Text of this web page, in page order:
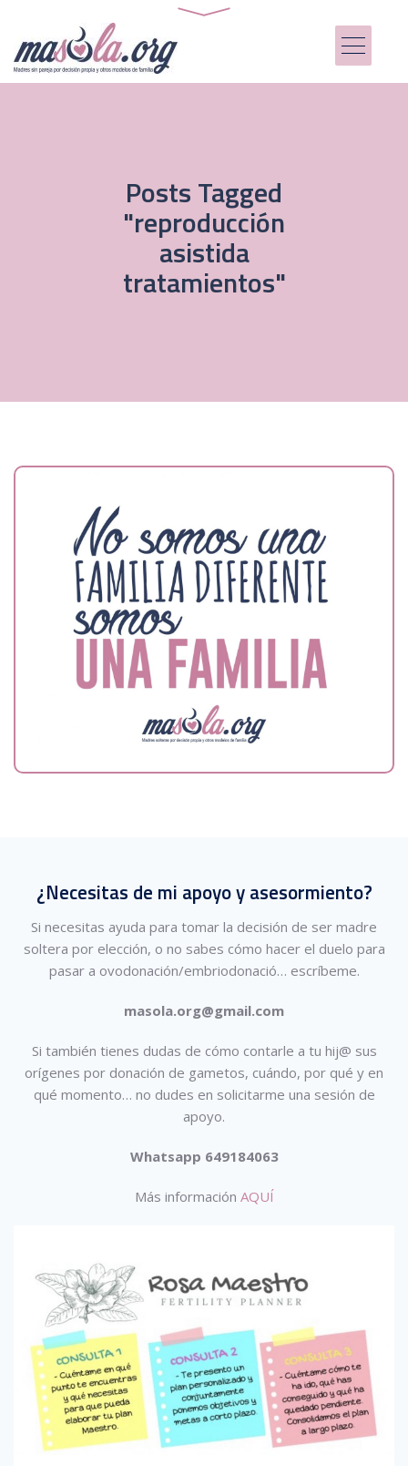
Posts Tagged
"reproducción
asistida
tratamientos"
¿Necesitas de mi apoyo y asesormiento?
Si necesitas ayuda para tomar la decisión de ser madre
soltera por elección, o no sabes cómo hacer el duelo para
pasar a ovodonación/embriodonació… escríbeme.
masola.org@gmail.com
Si también tienes dudas de cómo contarle a tu hij@ sus
orígenes por donación de gametos, cuándo, por qué y en
qué momento… no dudes en solicitarme una sesión de
apoyo.
Whatsapp 649184063
Más información AQUÍ